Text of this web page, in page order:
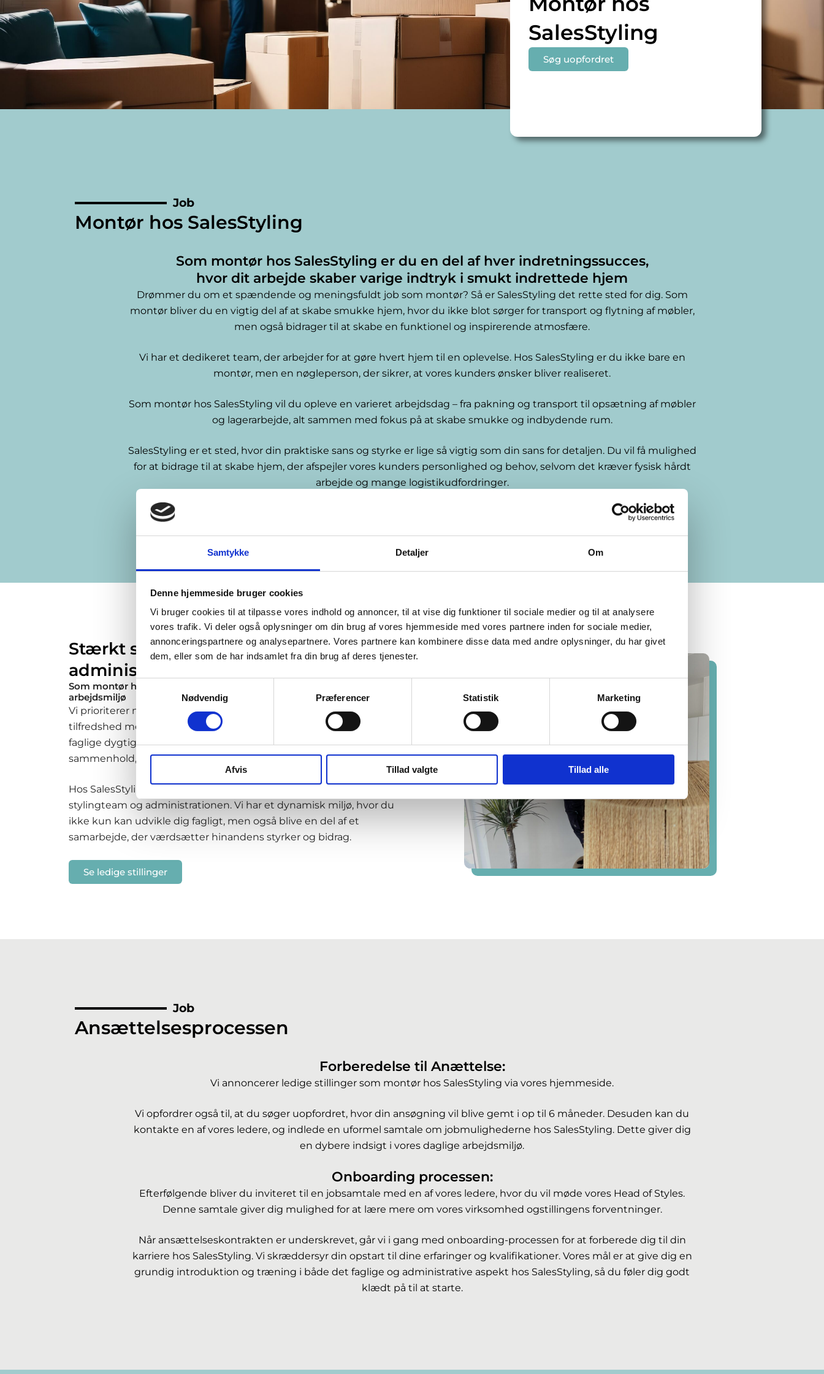
Samtykke Detaljer Om
Denne hjemmeside bruger cookies
Vi bruger cookies til at tilpasse vores indhold og annoncer, til at vise dig funktioner til sociale medier og til at analysere
vores trafik. Vi deler også oplysninger om din brug af vores hjemmeside med vores partnere inden for sociale medier,
annonceringspartnere og analysepartnere. Vores partnere kan kombinere disse data med andre oplysninger, du har givet
dem, eller som de har indsamlet fra din brug af deres tjenester.
Samtykkevalg
Nødvendig
Præferencer Statistik Marketing
Afvis Tillad valgte Tillad alle
SalesStyling
Søg uopfordret
Job
Montør hos SalesStyling
Som montør hos SalesStyling er du en del af hver indretningssucces,
hvor dit arbejde skaber varige indtryk i smukt indrettede hjem
Drømmer du om et spændende og meningsfuldt job som montør? Så er SalesStyling det rette sted for dig. Som
montør bliver du en vigtig del af at skabe smukke hjem, hvor du ikke blot sørger for transport og flytning af møbler,
men også bidrager til at skabe en funktionel og inspirerende atmosfære.
Vi har et dedikeret team, der arbejder for at gøre hvert hjem til en oplevelse. Hos SalesStyling er du ikke bare en
montør, men en nøgleperson, der sikrer, at vores kunders ønsker bliver realiseret.
Som montør hos SalesStyling vil du opleve en varieret arbejdsdag – fra pakning og transport til opsætning af møbler
og lagerarbejde, alt sammen med fokus på at skabe smukke og indbydende rum.
SalesStyling er et sted, hvor din praktiske sans og styrke er lige så vigtig som din sans for detaljen. Du vil få mulighed
for at bidrage til at skabe hjem, der afspejler vores kunders personlighed og behov, selvom det kræver fysisk hårdt
arbejde og mange logistikudfordringer.
Stærkt samarbejde med teamet og
administrationen
Som montør hos SalesStyling er du en del af et godt og sundt
arbejdsmiljø
Vi prioriterer medarbejdernes trivsel og måler konstant på vores
tilfredshed med samarbejdet. Hos os handler det ikke blot om vores
faglige dygtighed, men også om den gode stemning og det sjove
sammenhold, der præger hver arbejdsdag.
Hos SalesStyling er vi stolte af det tætte samarbejde mellem vores
stylingteam og administrationen. Vi har et dynamisk miljø, hvor du
ikke kun kan udvikle dig fagligt, men også blive en del af et
samarbejde, der værdsætter hinandens styrker og bidrag.
Se ledige stillinger
Job
Ansættelsesprocessen
Forberedelse til Anættelse:
Vi annoncerer ledige stillinger som montør hos SalesStyling via vores hjemmeside.
Vi opfordrer også til, at du søger uopfordret, hvor din ansøgning vil blive gemt i op til 6 måneder. Desuden kan du
kontakte en af vores ledere, og indlede en uformel samtale om jobmulighederne hos SalesStyling. Dette giver dig
en dybere indsigt i vores daglige arbejdsmiljø.
Onboarding processen:
Efterfølgende bliver du inviteret til en jobsamtale med en af vores ledere, hvor du vil møde vores Head of Styles.
Denne samtale giver dig mulighed for at lære mere om vores virksomhed ogstillingens forventninger.
Når ansættelseskontrakten er underskrevet, går vi i gang med onboarding-processen for at forberede dig til din
karriere hos SalesStyling. Vi skræddersyr din opstart til dine erfaringer og kvalifikationer. Vores mål er at give dig en
grundig introduktion og træning i både det faglige og administrative aspekt hos SalesStyling, så du føler dig godt
klædt på til at starte.